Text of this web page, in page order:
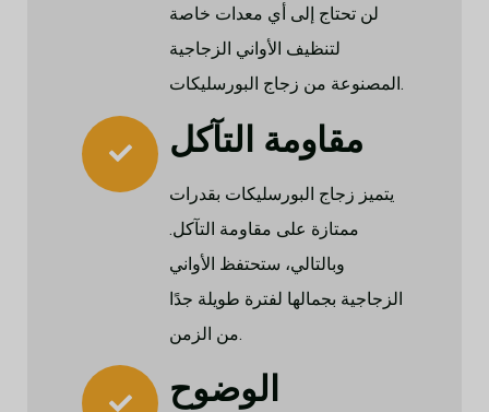
لن تحتاج إلى أي معدات خاصة
لتنظيف الأواني الزجاجية
المصنوعة من زجاج البورسليكات.
مقاومة التآكل
يتميز زجاج البورسليكات بقدرات
ممتازة على مقاومة التآكل.
وبالتالي، ستحتفظ الأواني
الزجاجية بجمالها لفترة طويلة جدًا
من الزمن.
الوضوح